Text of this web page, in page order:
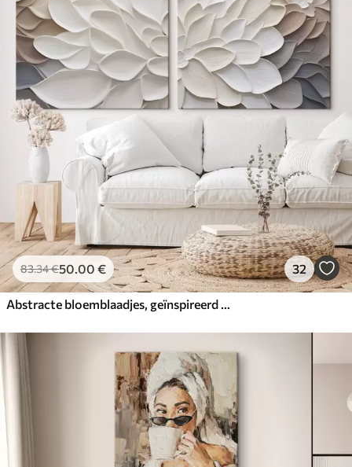
83.34€50.00 € 32
Abstracte bloemblaadjes, geïnspireerd op de schilderkunst